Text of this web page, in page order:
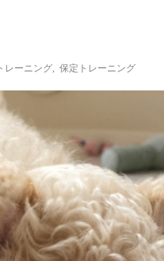
レーニング 保定トレーニング